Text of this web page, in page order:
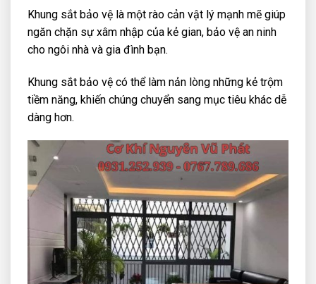
Khung sắt bảo vệ là một rào cản vật lý mạnh mẽ giúp
ngăn chặn sự xâm nhập của kẻ gian, bảo vệ an ninh
cho ngôi nhà và gia đình bạn.
Khung sắt bảo vệ có thể làm nản lòng những kẻ trộm
tiềm năng, khiến chúng chuyển sang mục tiêu khác dễ
dàng hơn.